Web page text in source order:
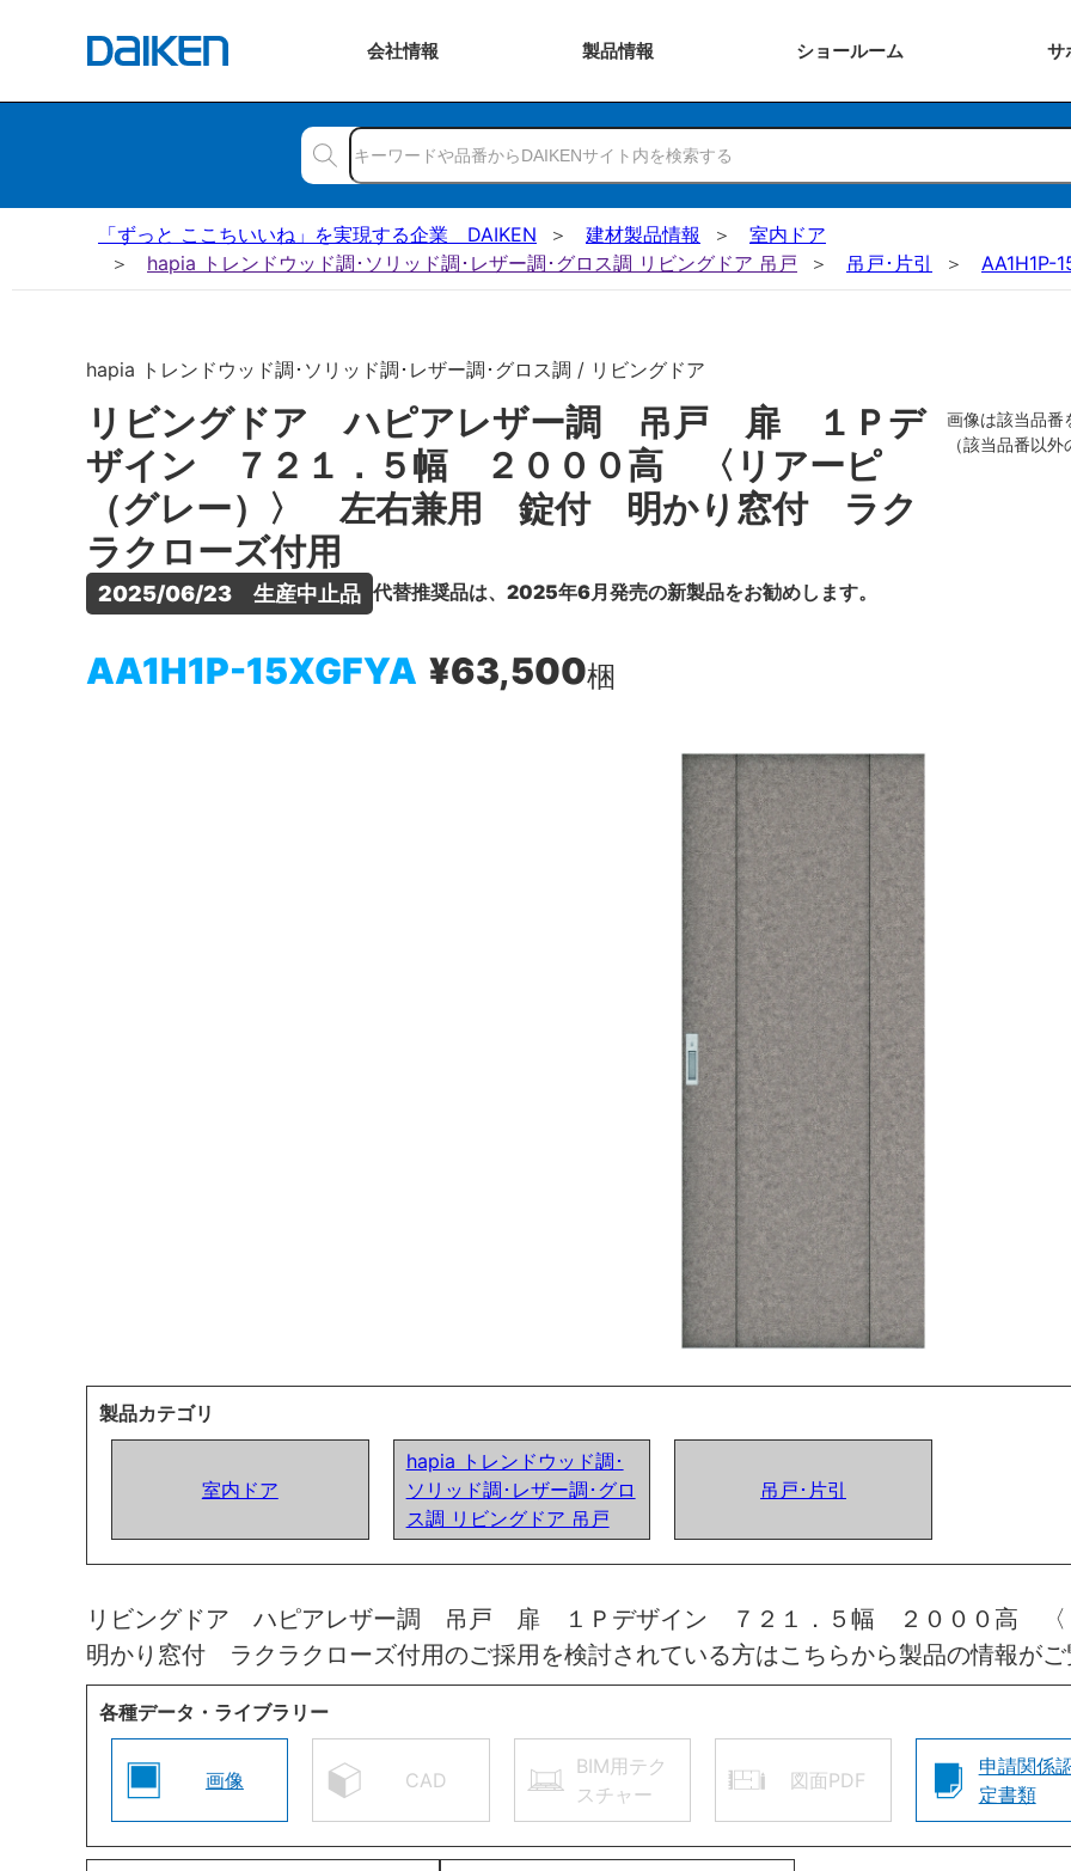
会社情報 製品情報 ショールーム サ
「ずっと ここちいいね」を実現する企業 DAIKEN 建材製品情報
室内ドア
hapia トレンドウッド調･ソリッド調･レザー調･グロス調 リビングドア 吊戸
吊戸･片引 AA1H1P-
hapia トレンドウッド調･ソリッド調･レザー調･グロス調 / リビングドア
リビングドア ハピアレザー調 吊戸 扉 １Ｐデ
ザイン ７２１．５幅 ２０００高 〈リアーピ
（グレー）〉 左右兼用 錠付 明かり窓付 ラク
ラクローズ付用
2025/06/23　生産中止品 代替推奨品は、2025年6月発売の新製品をお勧めします。
AA1H1P-15XGFYA ¥63,500梱
画像は該当品番
（該当品番以
製品カテゴリ
室内ドア
hapia トレンドウッド調･
ソリッド調･レザー調･グロ
ス調 リビングドア 吊戸
吊戸･片引
リビングドア ハピアレザー調 吊戸 扉 １Ｐデザイン ７２１．５幅 ２０００高
明かり窓付 ラクラクローズ付用のご採用を検討されている方はこちらから製品の情報が
各種データ・ライブラリー
画像 CAD
BIM用テク
スチャー
図面PDF
申請関係
定書類